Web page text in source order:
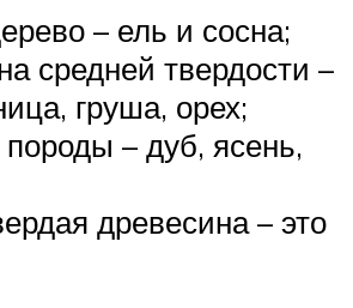
– ель и сосна;
средней твердости –
груша, орех;
– дуб, ясень,
древесина – это